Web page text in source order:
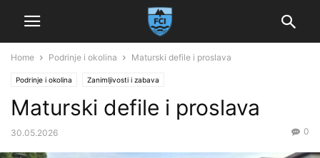
Home Podrinje i okolina Maturski defile i proslava
Podrinje i okolina Zanimljivosti i zabava
Maturski defile i proslava
30.05.2026 0